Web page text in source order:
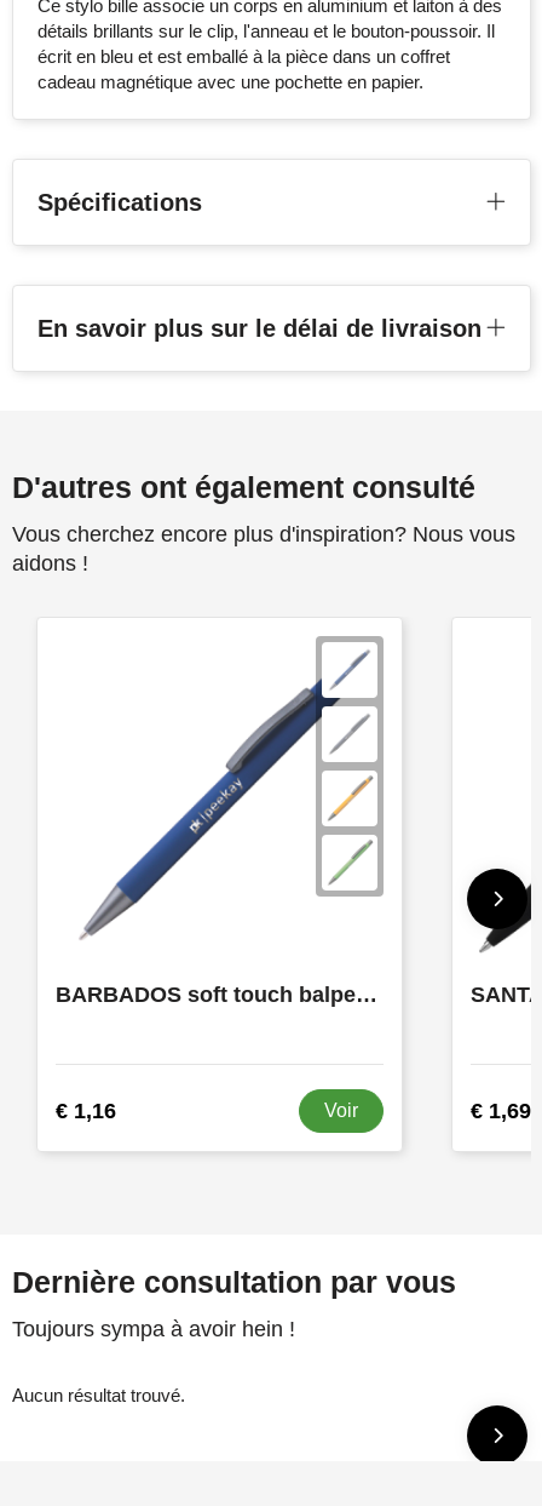
Ce stylo bille associe un corps en aluminium et laiton à des
détails brillants sur le clip, l'anneau et le bouton-poussoir. Il
écrit en bleu et est emballé à la pièce dans un coffret
cadeau magnétique avec une pochette en papier.
Spécifications
En savoir plus sur le délai de livraison
D'autres ont également consulté
Vous cherchez encore plus d'inspiration? Nous vous
aidons !
BARBADOS soft touch balpen met spiegel gravering
€ 1,16 Voir € 1,69
Dernière consultation par vous
Toujours sympa à avoir hein !
Aucun résultat trouvé.